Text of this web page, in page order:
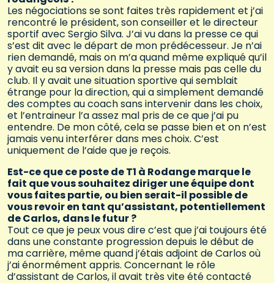
Les négociations se sont faites très rapidement et j’ai
rencontré le président, son conseiller et le directeur
sportif avec Sergio Silva. J’ai vu dans la presse ce qui
s’est dit avec le départ de mon prédécesseur. Je n’ai
rien demandé, mais on m’a quand même expliqué qu’il
y avait eu sa version dans la presse mais pas celle du
club. Il y avait une situation sportive qui semblait
étrange pour la direction, qui a simplement demandé
des comptes au coach sans intervenir dans les choix,
et l’entraineur l’a assez mal pris de ce que j’ai pu
entendre. De mon côté, cela se passe bien et on n’est
jamais venu interférer dans mes choix. C’est
uniquement de l’aide que je reçois.
Est-ce que ce poste de T1 à Rodange marque le
fait que vous souhaitez diriger une équipe dont
vous faites partie, ou bien serait-il possible de
vous revoir en tant qu’assistant, potentiellement
de Carlos, dans le futur ?
Tout ce que je peux vous dire c’est que j’ai toujours été
dans une constante progression depuis le début de
ma carrière, même quand j’étais adjoint de Carlos où
j’ai énormément appris. Concernant le rôle
d’assistant de Carlos, il avait très vite été contacté